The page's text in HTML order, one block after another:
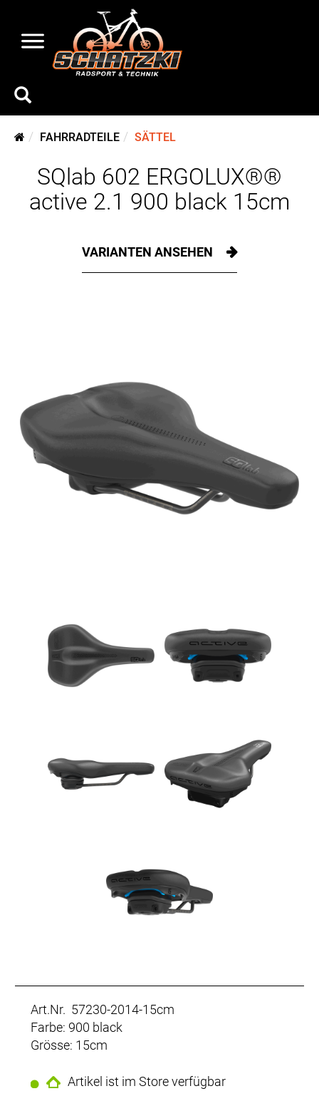
FAHRRADTEILE SÄTTEL
SQlab 602 ERGOLUX®®
active 2.1 900 black 15cm
VARIANTEN ANSEHEN
Art.Nr. 57230-2014-15cm
Farbe: 900 black
Grösse: 15cm
Artikel ist im Store verfügbar